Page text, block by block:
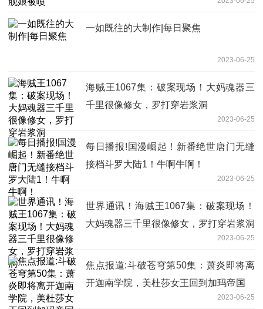
一如既往的大制作|每日聚焦
2023-06-25
海贼王1067集：破案现场！大妈魂器三
千里很像修女，罗打穿岩浆洞
2023-06-25
每日播报!国漫崛起！新番绝世唐门无缝
接档斗罗大陆1！牛啊牛啊！
2023-06-25
世界通讯！海贼王1067集：破案现场！
大妈魂器三千里很像修女，罗打穿岩浆洞
2023-06-25
焦点报道:斗破苍穹第50集：萧炎即将离
开迦南学院，美杜莎女王回到加玛帝国
2023-06-25